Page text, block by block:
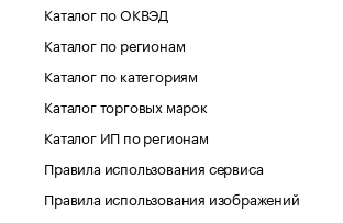
Каталог по ОКВЭД
Каталог по регионам
Каталог по категориям
Каталог торговых марок
Каталог ИП по регионам
Правила использования сервиса
Правила использования изображений